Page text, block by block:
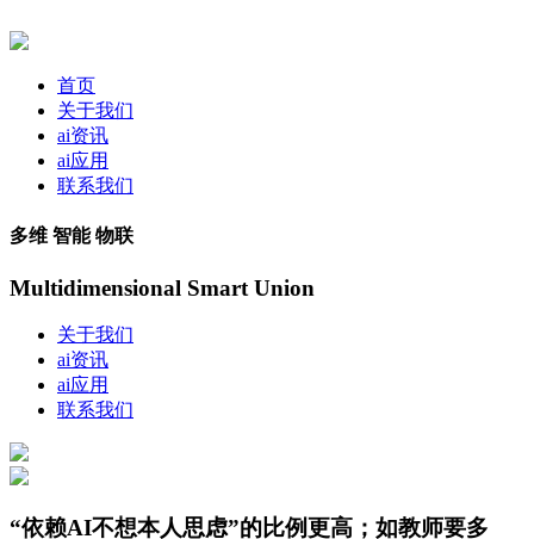
首页
关于我们
ai资讯
ai应用
联系我们
多维 智能 物联
Multidimensional Smart Union
关于我们
ai资讯
ai应用
联系我们
“依赖AI不想本人思虑”的比例更高；如教师要多